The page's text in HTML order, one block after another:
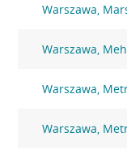
Warszawa,
Warszawa,
Warszawa,
Warszawa,